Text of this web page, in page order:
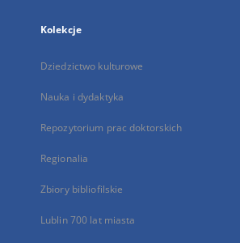
Kolekcje
Dziedzictwo kulturowe
Nauka i dydaktyka
Repozytorium prac doktorskich
Regionalia
Zbiory bibliofilskie
Lublin 700 lat miasta